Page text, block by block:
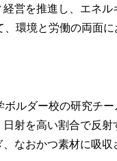
営を推進し、エネ
環境と労働の両面
ボルダー校の研究チ
射を高い割合で反
なおかつ素材に吸収